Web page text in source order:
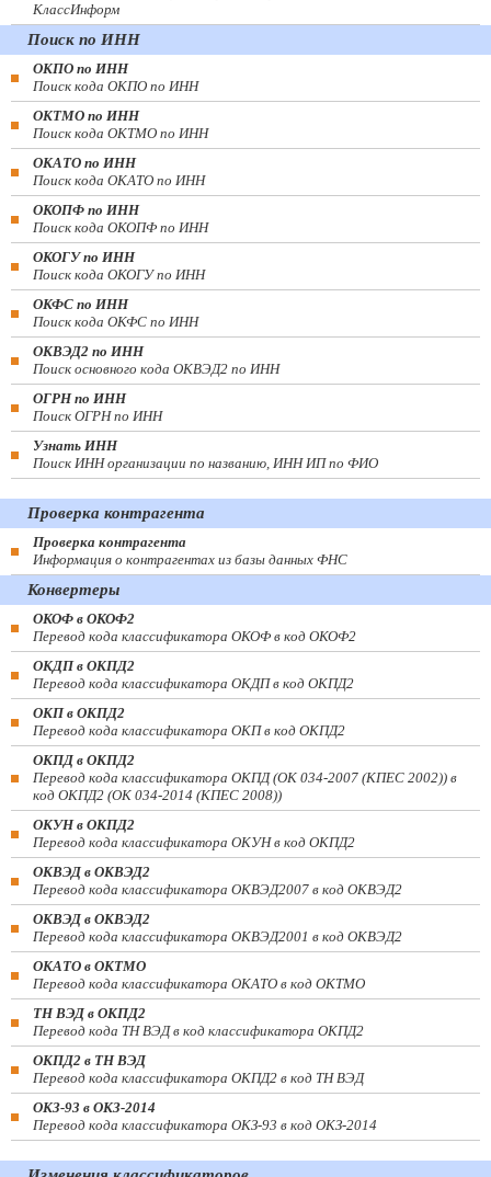
КлассИнформ
Поиск по ИНН
ОКПО по ИНН
Поиск кода ОКПО по ИНН
ОКТМО по ИНН
Поиск кода ОКТМО по ИНН
ОКАТО по ИНН
Поиск кода ОКАТО по ИНН
ОКОПФ по ИНН
Поиск кода ОКОПФ по ИНН
ОКОГУ по ИНН
Поиск кода ОКОГУ по ИНН
ОКФС по ИНН
Поиск кода ОКФС по ИНН
ОКВЭД2 по ИНН
Поиск основного кода ОКВЭД2 по ИНН
ОГРН по ИНН
Поиск ОГРН по ИНН
Узнать ИНН
Поиск ИНН организации по названию, ИНН ИП по ФИО
Проверка контрагента
Проверка контрагента
Информация о контрагентах из базы данных ФНС
Конвертеры
ОКОФ в ОКОФ2
Перевод кода классификатора ОКОФ в код ОКОФ2
ОКДП в ОКПД2
Перевод кода классификатора ОКДП в код ОКПД2
ОКП в ОКПД2
Перевод кода классификатора ОКП в код ОКПД2
ОКПД в ОКПД2
Перевод кода классификатора ОКПД (ОК 034-2007 (КПЕС 2002)) в
код ОКПД2 (ОК 034-2014 (КПЕС 2008))
ОКУН в ОКПД2
Перевод кода классификатора ОКУН в код ОКПД2
ОКВЭД в ОКВЭД2
Перевод кода классификатора ОКВЭД2007 в код ОКВЭД2
ОКВЭД в ОКВЭД2
Перевод кода классификатора ОКВЭД2001 в код ОКВЭД2
ОКАТО в ОКТМО
Перевод кода классификатора ОКАТО в код ОКТМО
ТН ВЭД в ОКПД2
Перевод кода ТН ВЭД в код классификатора ОКПД2
ОКПД2 в ТН ВЭД
Перевод кода классификатора ОКПД2 в код ТН ВЭД
ОКЗ-93 в ОКЗ-2014
Перевод кода классификатора ОКЗ-93 в код ОКЗ-2014